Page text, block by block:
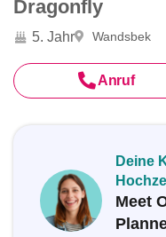
Dragonfly
5. Jahr Wandsbek
Anruf
Deine
Meet